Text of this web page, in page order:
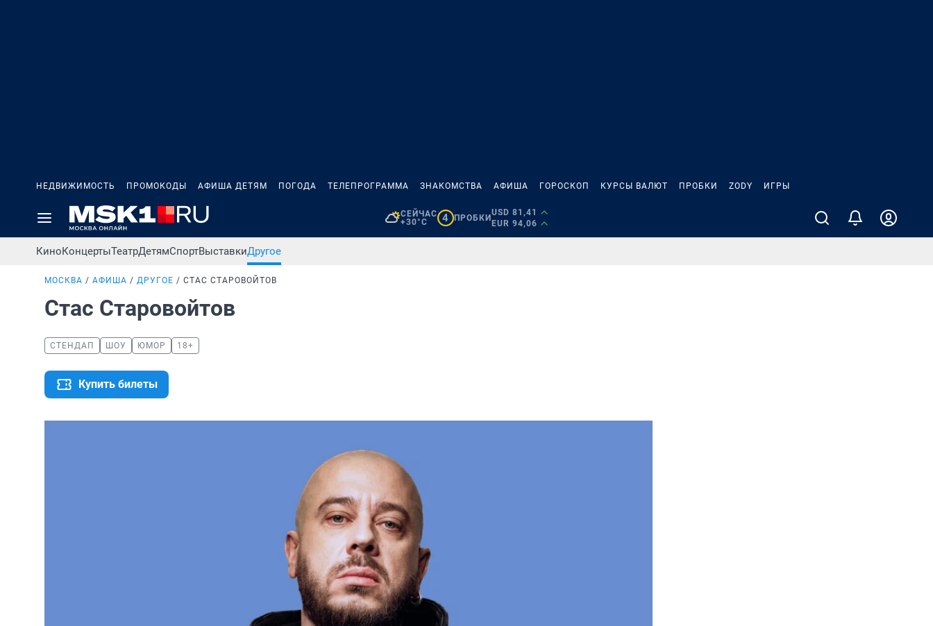
НЕДВИЖИМОСТЬ ПРОМОКОДЫ АФИША ДЕТЯМ ПОГОДА ТЕЛЕПРОГРАММА ЗНАКОМСТВА АФИША ГОРОСКОП КУРСЫ ВАЛЮТ ПРОБКИ ZODY ИГРЫ
СЕЙЧАС
+30°C
4 ПРОБКИ
USD 81,41
EUR 94,06
КиноКонцертыТеатрДетямСпортВыставкиДругое
МОСКВА АФИША ДРУГОЕ СТАС СТАРОВОЙТОВ
Стас Старовойтов
СТЕНДАП ШОУ ЮМОР 18+
Купить билеты